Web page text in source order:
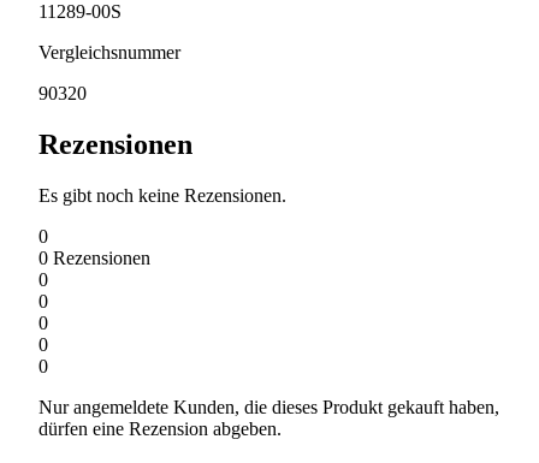
11289-00S
Vergleichsnummer
90320
Rezensionen
Es gibt noch keine Rezensionen.
0
0 Rezensionen
0
0
0
0
0
Nur angemeldete Kunden, die dieses Produkt gekauft haben,
dürfen eine Rezension abgeben.